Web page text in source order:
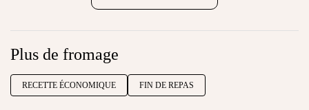
Plus de fromage
RECETTE ÉCONOMIQUE FIN DE REPAS